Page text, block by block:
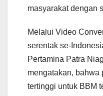
masyarakat dengan
Melalui Video
serentak se-
Pertamina Patra
mengatakan, bahwa
tertinggi untuk BBM